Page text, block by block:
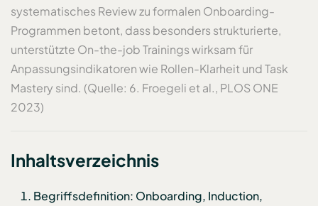
systematisches Review zu formalen Onboarding-
Programmen betont, dass besonders strukturierte,
unterstützte On-the-job Trainings wirksam für
Anpassungsindikatoren wie Rollen-Klarheit und Task
Mastery sind. (Quelle: 6. Froegeli et al., PLOS ONE
2023)
Inhaltsverzeichnis
Begriffsdefinition: Onboarding, Induction,